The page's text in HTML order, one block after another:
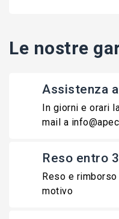
Le nostre
Assistenza
In giorni e orari
mail a
Reso entro
Reso e
motivo